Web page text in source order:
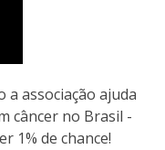
a associação ajuda
câncer no Brasil -
1% de chance!